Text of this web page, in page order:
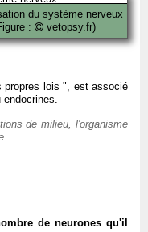
du système nerveux
:
vetopsy.fr)
propres lois ", est associé
de milieu, l'organisme
de neurones qu'il